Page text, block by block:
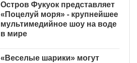
Остров Фукуок представляет
«Поцелуй моря» - крупнейшее
мультимедийное шоу на воде
в мире
«Веселые шарики» могут